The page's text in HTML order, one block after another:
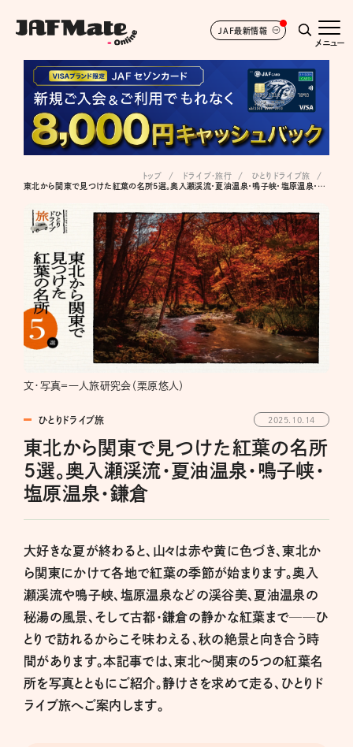
JAF最新情報
メニュー
トップ ドライブ･旅行
ひとりドライブ旅
東北から関東で見つけた紅葉の名所5選。奥入瀬渓流・夏油温泉・鳴子峡・塩原温泉・鎌倉
文・写真＝一人旅研究会（栗原悠人）
ひとりドライブ旅 2025.10.14
東北から関東で見つけた紅葉の名所
5選。奥入瀬渓流・夏油温泉・鳴子峡・
塩原温泉・鎌倉
大好きな夏が終わると、山々は赤や黄に色づき、東北か
ら関東にかけて各地で紅葉の季節が始まります。奥入
瀬渓流や鳴子峡、塩原温泉などの渓谷美、夏油温泉の
秘湯の風景、そして古都・鎌倉の静かな紅葉まで──ひ
とりで訪れるからこそ味わえる、秋の絶景と向き合う時
間があります。本記事では、東北〜関東の5つの紅葉名
所を写真とともにご紹介。静けさを求めて走る、ひとりド
ライブ旅へご案内します。